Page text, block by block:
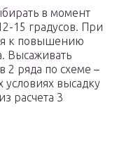
в момент
15 градусов. При
к повышению
Высаживать
2 ряда по схеме –
высадку
расчета 3